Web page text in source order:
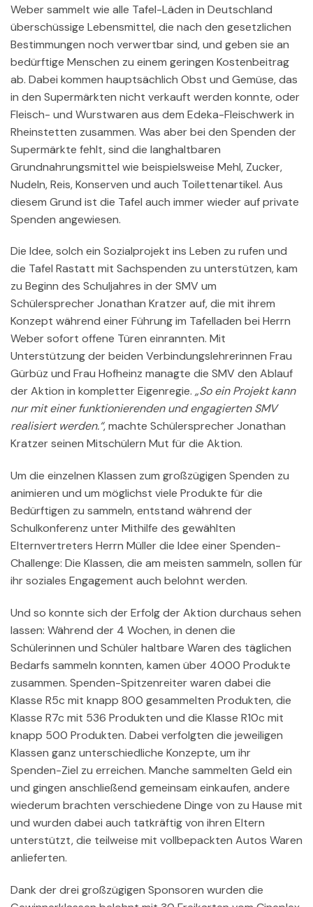
Weber sammelt wie alle Tafel-Läden in Deutschland
überschüssige Lebensmittel, die nach den gesetzlichen
Bestimmungen noch verwertbar sind, und geben sie an
bedürftige Menschen zu einem geringen Kostenbeitrag
ab. Dabei kommen hauptsächlich Obst und Gemüse, das
in den Supermärkten nicht verkauft werden konnte, oder
Fleisch- und Wurstwaren aus dem Edeka-Fleischwerk in
Rheinstetten zusammen. Was aber bei den Spenden der
Supermärkte fehlt, sind die langhaltbaren
Grundnahrungsmittel wie beispielsweise Mehl, Zucker,
Nudeln, Reis, Konserven und auch Toilettenartikel. Aus
diesem Grund ist die Tafel auch immer wieder auf private
Spenden angewiesen.
Die Idee, solch ein Sozialprojekt ins Leben zu rufen und
die Tafel Rastatt mit Sachspenden zu unterstützen, kam
zu Beginn des Schuljahres in der SMV um
Schülersprecher Jonathan Kratzer auf, die mit ihrem
Konzept während einer Führung im Tafelladen bei Herrn
Weber sofort offene Türen einrannten. Mit
Unterstützung der beiden Verbindungslehrerinnen Frau
Gürbüz und Frau Hofheinz managte die SMV den Ablauf
der Aktion in kompletter Eigenregie. „So ein Projekt kann
nur mit einer funktionierenden und engagierten SMV
realisiert werden.“, machte Schülersprecher Jonathan
Kratzer seinen Mitschülern Mut für die Aktion.
Um die einzelnen Klassen zum großzügigen Spenden zu
animieren und um möglichst viele Produkte für die
Bedürftigen zu sammeln, entstand während der
Schulkonferenz unter Mithilfe des gewählten
Elternvertreters Herrn Müller die Idee einer Spenden-
Challenge: Die Klassen, die am meisten sammeln, sollen für
ihr soziales Engagement auch belohnt werden.
Und so konnte sich der Erfolg der Aktion durchaus sehen
lassen: Während der 4 Wochen, in denen die
Schülerinnen und Schüler haltbare Waren des täglichen
Bedarfs sammeln konnten, kamen über 4000 Produkte
zusammen. Spenden-Spitzenreiter waren dabei die
Klasse R5c mit knapp 800 gesammelten Produkten, die
Klasse R7c mit 536 Produkten und die Klasse R10c mit
knapp 500 Produkten. Dabei verfolgten die jeweiligen
Klassen ganz unterschiedliche Konzepte, um ihr
Spenden-Ziel zu erreichen. Manche sammelten Geld ein
und gingen anschließend gemeinsam einkaufen, andere
wiederum brachten verschiedene Dinge von zu Hause mit
und wurden dabei auch tatkräftig von ihren Eltern
unterstützt, die teilweise mit vollbepackten Autos Waren
anlieferten.
Dank der drei großzügigen Sponsoren wurden die